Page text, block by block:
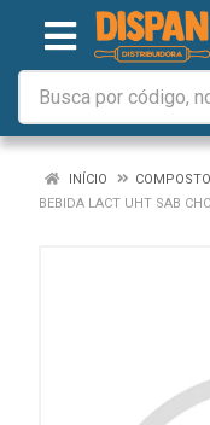
INÍCIO COMPOSTO
BEBIDA LACT UHT SAB